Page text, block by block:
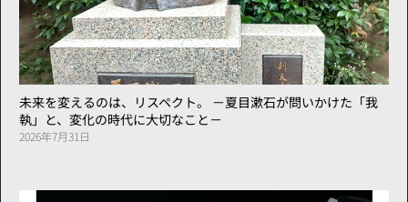
未来を変えるのは、リスペクト。 －夏目漱石が問いかけた「我
執」と、変化の時代に大切なこと－
2026年7月31日